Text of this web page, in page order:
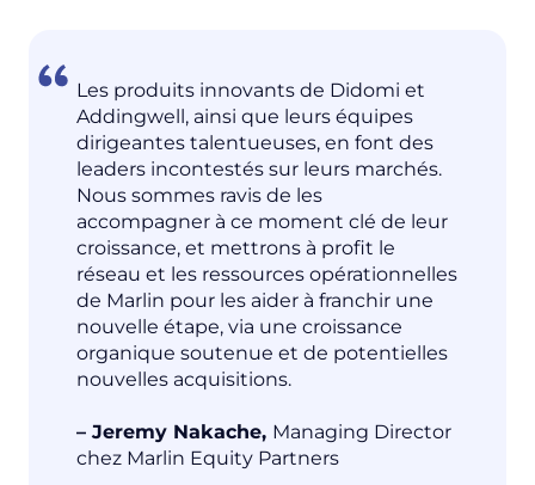
Les produits innovants de Didomi et
Addingwell, ainsi que leurs équipes
dirigeantes talentueuses, en font des
leaders incontestés sur leurs marchés.
Nous sommes ravis de les
accompagner à ce moment clé de leur
croissance, et mettrons à profit le
réseau et les ressources opérationnelles
de Marlin pour les aider à franchir une
nouvelle étape, via une croissance
organique soutenue et de potentielles
nouvelles acquisitions.
– Jeremy Nakache, Managing Director
chez Marlin Equity Partners